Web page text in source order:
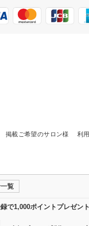
掲載ご希望のサロン様 利
覧
で1,000ポイントプレゼント